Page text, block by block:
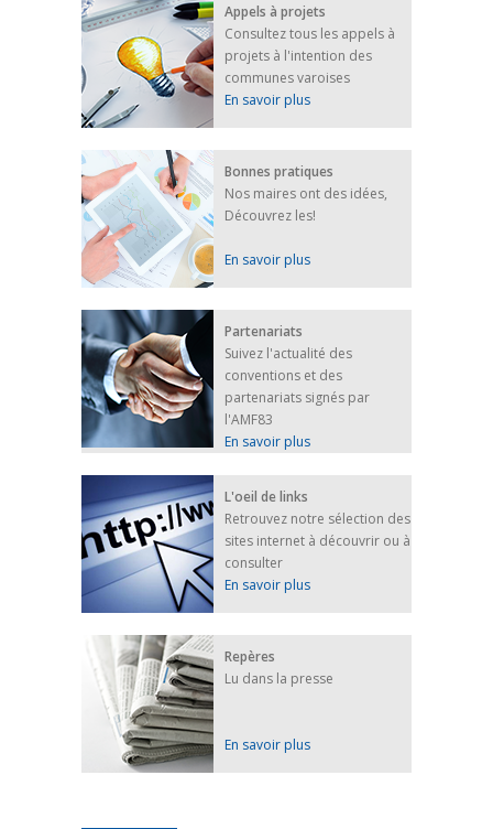
Afin d’accompagner au mieux les réfugiés
ukrainiens arrivés en France,...
FEUILLETER
Appels à projets
Consultez tous les appels à
projets à l'intention des
communes varoises
En savoir plus
Bonnes pratiques
Nos maires ont des idées,
Découvrez les!
En savoir plus
Partenariats
Suivez l'actualité des
conventions et des
partenariats signés par
l'AMF83
En savoir plus
L'oeil de links
Retrouvez notre sélection des
sites internet à découvrir ou à
consulter
En savoir plus
Repères
Lu dans la presse
En savoir plus